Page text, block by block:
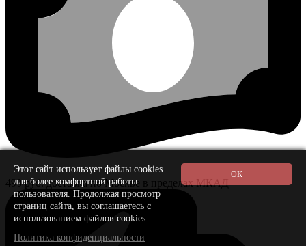
490 руб. доставка по Москве в пределах МКАД
Этот сайт использует файлы cookies
для более комфортной работы
пользователя. Продолжая просмотр
страниц сайта, вы соглашаетесь с
использованием файлов cookies.
Политика конфиденциальности